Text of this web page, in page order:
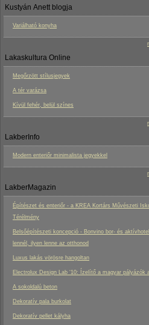
Kustyán Anett blogja
Variálható konyha
Lakaskultura Online
Megőrzött stílusjegyek
A tér varázsa
Kívül fehér, belül színes
LakberInfo
Modern enteriőr minimalista jegyekkel
LakberMagazin
Építészet és enteriőr - a KREA Kortárs Művészeti
Térélmény
Belsőépítészeti koncepció - Bonvino bor- és
lennél, ilyen lenne az otthonod
Luxus lakás vörösre hangoltan
Electrolux Design Lab ‘10: Ízelítő a magyar pályázók
A sokoldalú beton
Dekoratív pala burkolat
Dekoratív pellet kályha